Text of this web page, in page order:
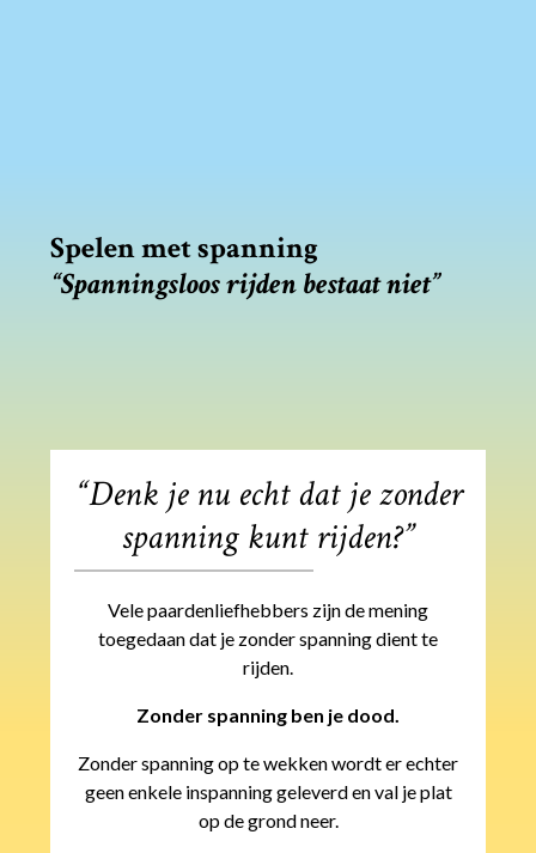
Spelen met spanning
“Spanningsloos rijden bestaat niet”
“Denk je nu echt dat je zonder
spanning kunt rijden?”
Vele paardenliefhebbers zijn de mening
toegedaan dat je zonder spanning dient te
rijden.
Zonder spanning ben je dood.
Zonder spanning op te wekken wordt er echter
geen enkele inspanning geleverd en val je plat
op de grond neer.